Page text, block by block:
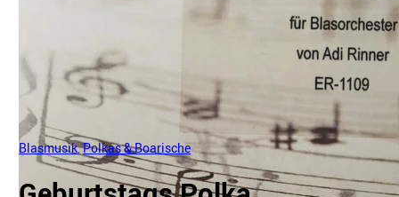
Blasmusik,Polkas & Boarische